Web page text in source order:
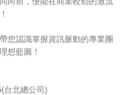
您認識掌握資訊脈動的專業團
想藍圖！
台北總公司)